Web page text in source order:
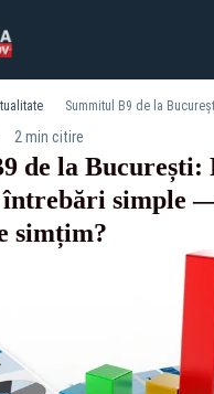
2 min citire
de la București:
simple
simțim?